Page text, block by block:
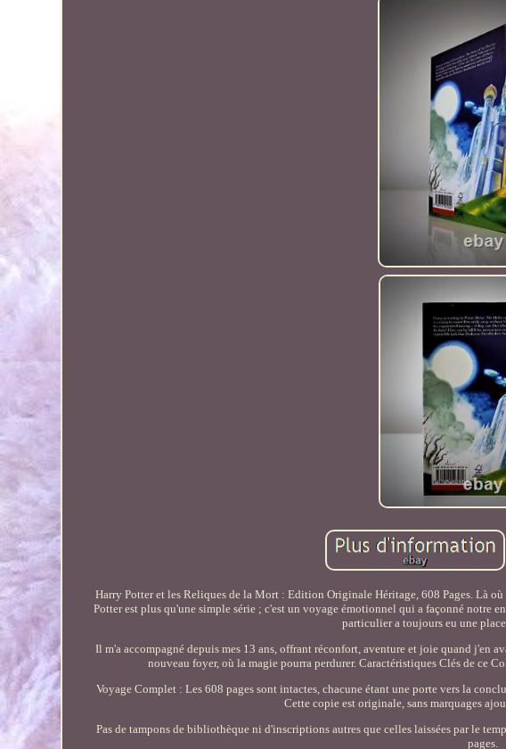
Harry Potter et les Reliques de la Mort : Edition Originale Héritage, 608 Pages. Là
Potter est plus qu'une simple série ; c'est un voyage émotionnel qui a façonné notre
particulier a toujours eu une
Il m'a accompagné depuis mes 13 ans, offrant réconfort, aventure et joie quand j'en
nouveau foyer, où la magie pourra perdurer. Caractéristiques Clés de ce
Voyage Complet : Les 608 pages sont intactes, chacune étant une porte vers la
Cette copie est originale, sans marquages
Pas de tampons de bibliothèque ni d'inscriptions autres que celles laissées par le
pages.